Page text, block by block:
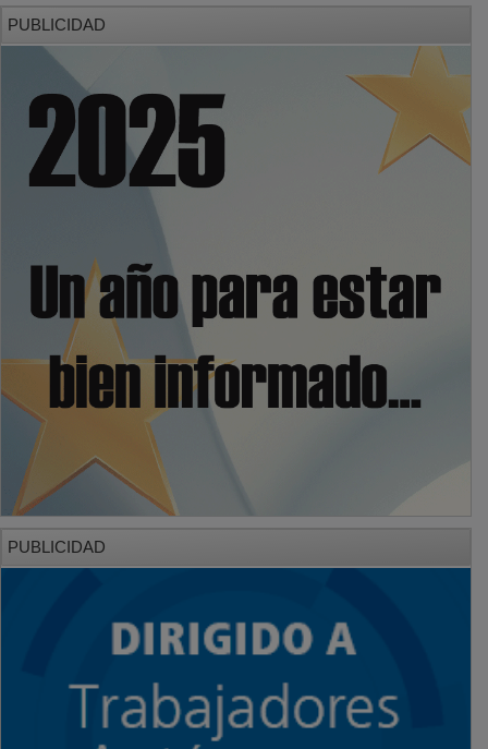
PUBLICIDAD
PUBLICIDAD